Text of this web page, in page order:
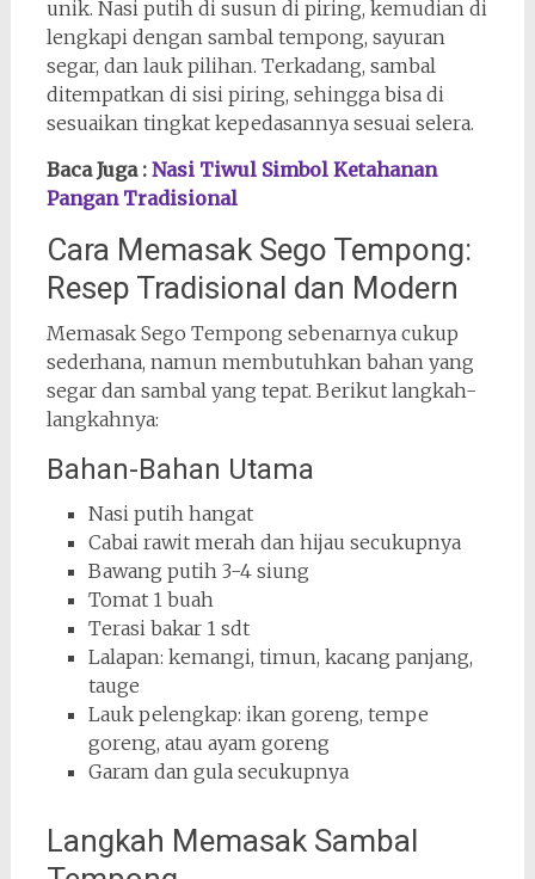
unik. Nasi putih di susun di piring, kemudian di
lengkapi dengan sambal tempong, sayuran
segar, dan lauk pilihan. Terkadang, sambal
ditempatkan di sisi piring, sehingga bisa di
sesuaikan tingkat kepedasannya sesuai selera.
Baca Juga : Nasi Tiwul Simbol Ketahanan
Pangan Tradisional
Cara Memasak Sego Tempong:
Resep Tradisional dan Modern
Memasak Sego Tempong sebenarnya cukup
sederhana, namun membutuhkan bahan yang
segar dan sambal yang tepat. Berikut langkah-
langkahnya:
Bahan-Bahan Utama
Nasi putih hangat
Cabai rawit merah dan hijau secukupnya
Bawang putih 3-4 siung
Tomat 1 buah
Terasi bakar 1 sdt
Lalapan: kemangi, timun, kacang panjang,
tauge
Lauk pelengkap: ikan goreng, tempe
goreng, atau ayam goreng
Garam dan gula secukupnya
Langkah Memasak Sambal